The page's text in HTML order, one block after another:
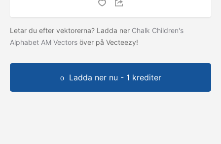
Letar du efter vektorerna? Ladda ner Chalk Children's
Alphabet AM Vectors över på Vecteezy!
Ladda ner nu - 1 krediter